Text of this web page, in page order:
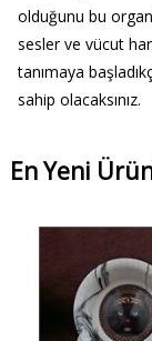
olduğunu bu
sesler ve vücut
tanımaya
sahip olacaksınız.
En Yeni